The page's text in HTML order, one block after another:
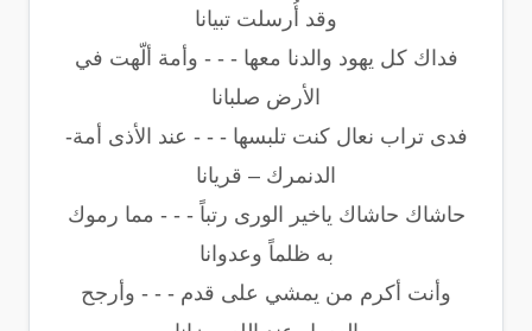
وقد أُرسلت تبيانا
فداك كل يهود والدنا معها - - - وأمة ألّهت في
الأرض صلبانا
فدى تراب نعال كنت تلبسها - - - عند الأذى أمة-
الدنمرك – قريانا
حاشاك حاشاك ياخير الورى رتباً - - - مما رموك
به ظلماً وعدوانا
وأنت أكرم من يمشي على قدم - - - وأرجح